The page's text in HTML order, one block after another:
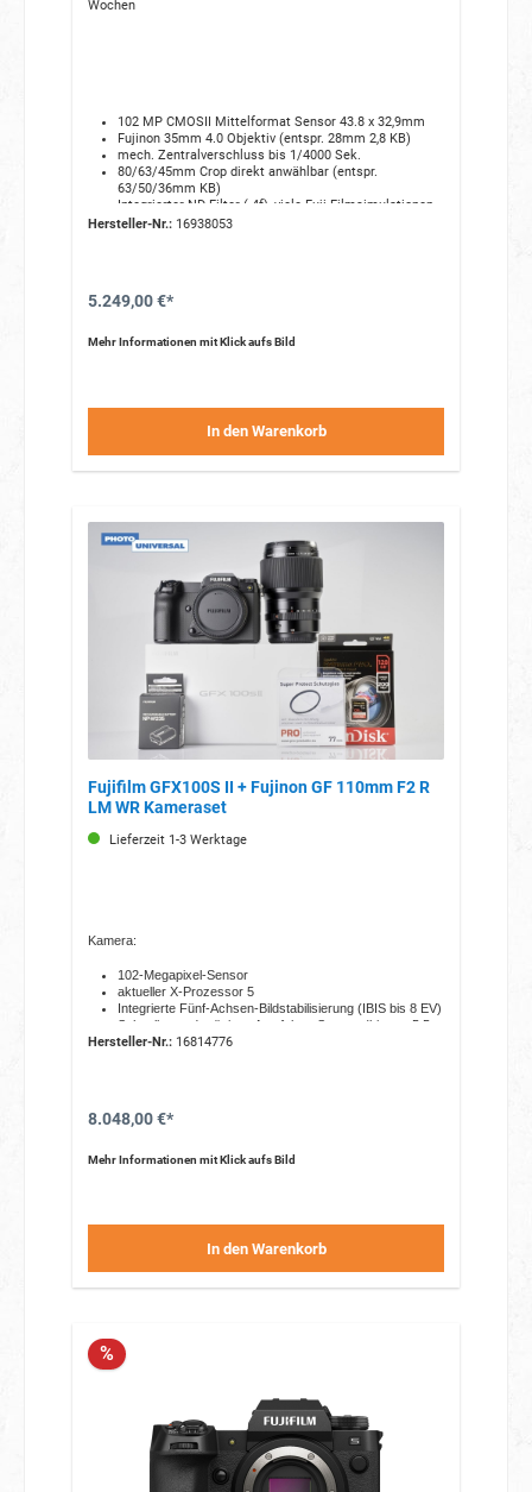
Wochen
102 MP CMOSII Mittelformat Sensor 43.8 x 32,9mm
Fujinon 35mm 4.0 Objektiv (entspr. 28mm 2,8 KB)
mech. Zentralverschluss bis 1/4000 Sek.
80/63/45mm Crop direkt anwählbar (entspr.
63/50/36mm KB)
Integrierter ND-Filter (-4f), viele Fuji Filmsimulationen
(im JPG)
kompakt & leicht (nur ca. 735g)
Hersteller-Nr.:16938053
5.249,00 €*
Mehr Informationen mit Klick aufs Bild
In den Warenkorb
Fujifilm GFX100S II + Fujinon GF 110mm F2 R
LM WR Kameraset
Lieferzeit 1-3 Werktage
Kamera:
102-Megapixel-Sensor
aktueller X-Prozessor 5
Integrierte Fünf-Achsen-Bildstabilisierung (IBIS bis 8 EV)
Schnelles und präzises Autofokus-System (bis zu -5,5
EV)
Wetterfest
Hersteller-Nr.:16814776
8.048,00 €*
Mehr Informationen mit Klick aufs Bild
In den Warenkorb
%